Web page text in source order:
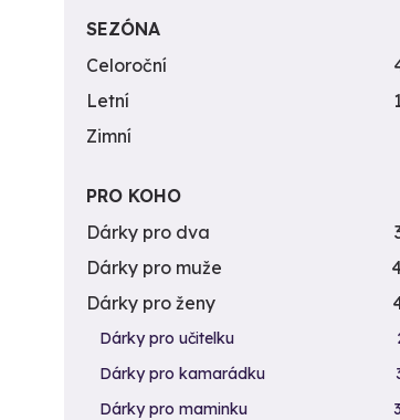
SEZÓNA
Celoroční
Letní
Zimní
PRO KOHO
Dárky pro dva
Dárky pro muže
Dárky pro ženy
Dárky pro učitelku
Dárky pro kamarádku
Dárky pro maminku